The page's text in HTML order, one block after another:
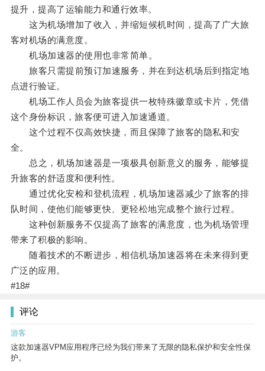
提升，提高了运输能力和通行效率。
这为机场增加了收入，并缩短候机时间，提高了广大旅
客对机场的满意度。
机场加速器的使用也非常简单。
旅客只需提前预订加速服务，并在到达机场后到指定地
点进行验证。
机场工作人员会为旅客提供一枚特殊徽章或卡片，凭借
这个身份标识，旅客便可进入加速通道。
这个过程不仅高效快捷，而且保障了旅客的隐私和安
全。
总之，机场加速器是一项极具创新意义的服务，能够提
升旅客的舒适度和便利性。
通过优化安检和登机流程，机场加速器减少了旅客的排
队时间，使他们能够更快、更轻松地完成整个旅行过程。
这种创新服务不仅提高了旅客的满意度，也为机场管理
带来了积极的影响。
随着技术的不断进步，相信机场加速器将在未来得到更
广泛的应用。
#18#
评论
游客
这款加速器VPM应用程序已经为我们带来了无限的隐私保护和安全性保
护。